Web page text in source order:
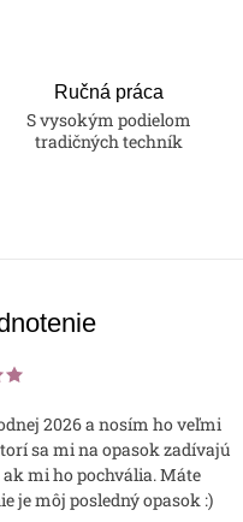
Ručná práca
S vysokým podielom
tradičných techník
2026 a nosím ho veľmi
sa mi na opasok zadívajú
mi ho pochvália. Máte
je môj posledný opasok :)